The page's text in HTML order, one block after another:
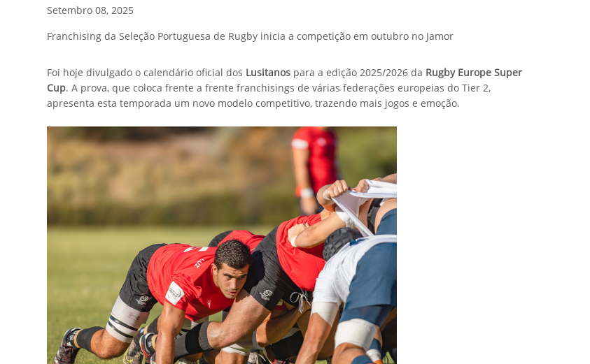
Setembro 08, 2025
Franchising da Seleção Portuguesa de Rugby inicia a competição em outubro no Jamor
Foi hoje divulgado o calendário oficial dos Lusitanos para a edição 2025/2026 da Rugby Europe Super
Cup. A prova, que coloca frente a frente franchisings de várias federações europeias do Tier 2,
apresenta esta temporada um novo modelo competitivo, trazendo mais jogos e emoção.